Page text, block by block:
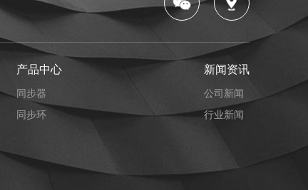
产品中心
同步器
同步环
新闻资讯
公司新闻
行业新闻